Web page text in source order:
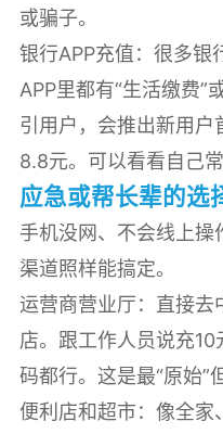
或骗子。
银行APP充值：很多银
APP里都有“生活缴费”
引用户，会推出新用户
8.8元。可以看看自己
应急或帮长辈的选
手机没网、不会线上操
渠道照样能搞定。
运营商营业厅：直接去
店。跟工作人员说充
码都行。这是最“原始”
便利店和超市：像全家